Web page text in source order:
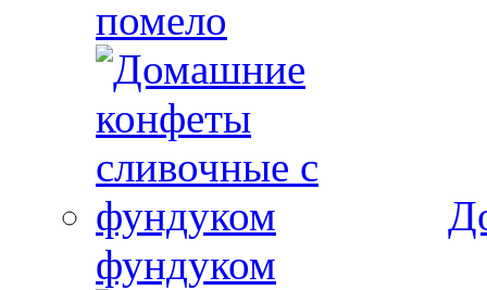
помело
фундуком